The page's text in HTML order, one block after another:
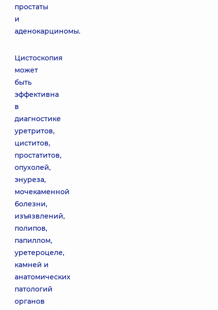
простаты
и
аденокарциномы.
Цистоскопия
может
быть
эффективна
в
диагностике
уретритов,
циститов,
простатитов,
опухолей,
энуреза,
мочекаменной
болезни,
изъязвлений,
полипов,
папиллом,
уретероцеле,
камней и
анатомических
патологий
органов